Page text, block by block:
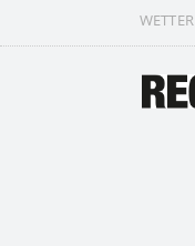
WETTER